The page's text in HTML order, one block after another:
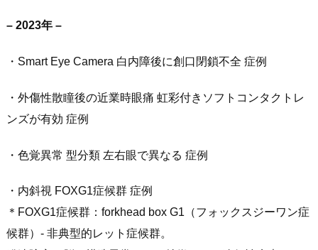
– 2023年 –
・Smart Eye Camera 白内障後に創口閉鎖不全 症例
・外傷性散瞳後の近業時眼痛 虹彩付きソフトコンタクトレ
ンズが有効 症例
・色覚異常 型分類 左右眼で異なる 症例
・内斜視 FOXG1症候群 症例
＊FOXG1症候群：forkhead box G1（フォックスジーワン症
候群）- 非典型的レット症候群。